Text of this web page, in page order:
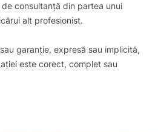
consultanță din partea unui
alt profesionist.
garanție, expresă sau implicită,
este corect, complet sau